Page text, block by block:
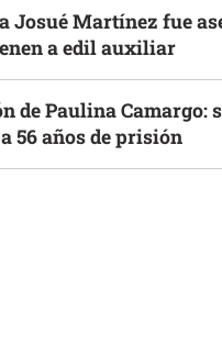
Josué Martínez fue
a edil auxiliar
de Paulina Camargo:
56 años de prisión